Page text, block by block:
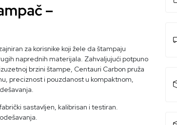
–
za korisnike koji žele da štampaju
naprednih materijala. Zahvaljujući potpuno
brzini štampe, Centauri Carbon pruža
preciznost i pouzdanost u kompaktnom,
sastavljen, kalibrisan i testiran.